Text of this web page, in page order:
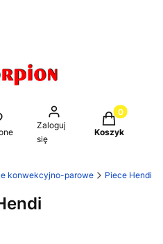
Zaloguj
się
Produkty w
Koszyk
konwekcyjno-parowe Piece Hendi